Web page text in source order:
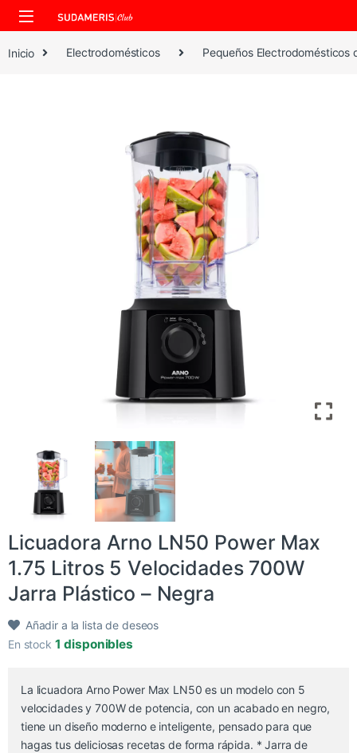
Skip to navigation
Skip to content
Inicio Electrodomésticos Pequeños Electrodomésticos
Licuadora Arno LN50 Power Max
1.75 Litros 5 Velocidades 700W
Jarra Plástico – Negra
Añadir a la lista de deseos
En stock 1 disponibles
La licuadora Arno Power Max LN50 es un modelo con 5
velocidades y 700W de potencia, con un acabado en negro,
tiene un diseño moderno e inteligente, pensado para que
hagas tus deliciosas recetas de forma rápida. * Jarra de